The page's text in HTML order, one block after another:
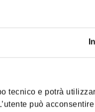
tecnico e potrà
può
Ma
cutanea, lasciando
intensa che, invece
e meno